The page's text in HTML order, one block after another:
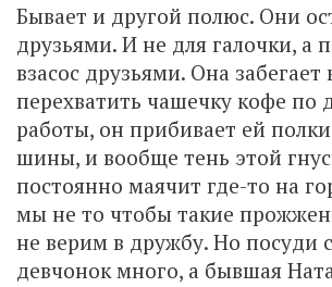
Бывает и другой полюс. Они
друзьями. И не для галочки, а
взасос друзьями. Она забегает
перехватить чашечку кофе по
работы, он прибивает ей
шины, и вообще тень этой
постоянно маячит где-то на
мы не то чтобы такие
не верим в дружбу. Но посуди
девчонок много, а бывшая